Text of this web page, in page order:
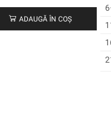
ADAUGĂ ÎN COȘ